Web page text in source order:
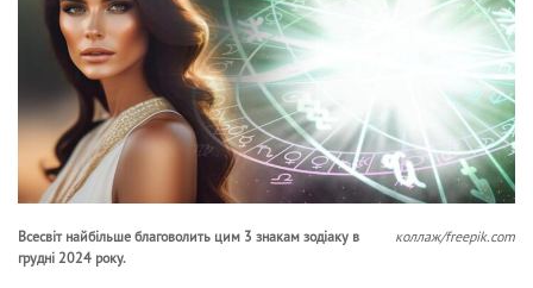
Всесвіт найбільше благоволить цим 3 знакам зодіаку в
грудні 2024 року.
коллаж/freepik.com